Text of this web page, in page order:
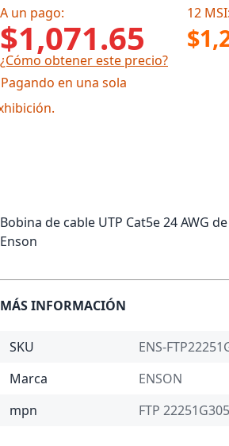
A un pago: 12 MSI:
$1,071.65
¿Cómo obtener este precio?
en una sola
Bobina de cable UTP Cat5e 24 AWG
Enson
MÁS INFORMACIÓN
SKU
ENS-
Marca
ENSON
mpn
FTP 22251G305